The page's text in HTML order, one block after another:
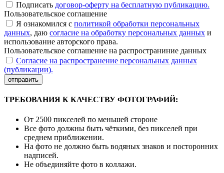
Подписать договор-оферту на бесплатную публикацию.
Пользовательское соглашение
Я ознакомился с политикой обработки персональных
данных, даю согласие на обработку персональных данных и
использование авторского права.
Пользовательское соглашение на распространиние данных
Согласие на распространение персональных данных
(публикации).
отправить
ТРЕБОВАНИЯ К КАЧЕСТВУ ФОТОГРАФИЙ:
От 2500 пикселей по меньшей стороне
Все фото должны быть чёткими, без пикселей при
среднем приближении.
На фото не должно быть водяных знаков и посторонних
надписей.
Не объединяйте фото в коллажи.